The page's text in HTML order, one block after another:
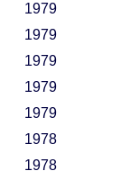
1979
1979
1979
1979
1979
1978
1978